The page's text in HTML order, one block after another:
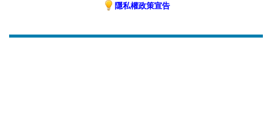
隱私權政策宣告